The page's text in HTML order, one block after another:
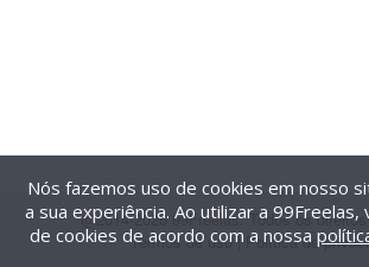
@2014-2026 99Freelas. Todos os
Termos de uso| Política de
Nós fazemos uso de cookies em nosso
a sua experiência. Ao utilizar a 99Freelas,
de cookies de acordo com a nossa